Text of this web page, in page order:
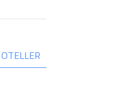
OTELLER